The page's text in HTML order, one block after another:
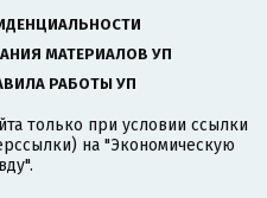
МАТЕРИАЛОВ УП
РАБОТЫ УП
только при условии ссылки
на "Экономическую